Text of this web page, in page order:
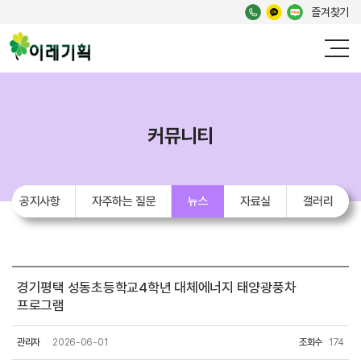
즐겨찾기
커뮤니티
공지사항 자주하는 질문 뉴스 자료실 갤러리
경기평택 성동초등학교4학년 대체에너지 태양광풍차
프로그램
관리자 2026-06-01 조회수 174